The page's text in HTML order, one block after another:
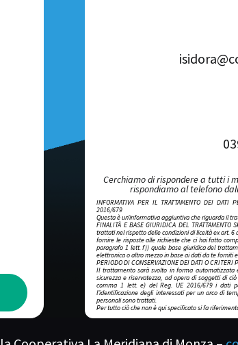
Cerchiamo di rispondere a tutti i
rispondiamo al telefono
INFORMATIVA PER IL TRATTAMENTO DEI DATI
2016/679
Questa è un’informativa aggiuntiva che riguarda il
FINALITÀ E BASE GIURIDICA DEL
trattati nel rispetto delle condizioni di liceità ex art. 6
fornire le risposte alle richieste che ci hai fatto
paragrafo 1 lett. f)) quale base giuridica del
elettronica o altro mezzo in base ai dati da te forniti
PERIODO DI CONSERVAZIONE DEI DATI O CRITERI
Il trattamento sarà svolto in forma
sicurezza e riservatezza, ad opera di soggetti di
comma 1 lett. e) del Reg. UE 2016/679 i dati
l’identificazione degli interessati per un arco di
personali sono trattati.
Per tutto ciò che non è qui specificato si fa